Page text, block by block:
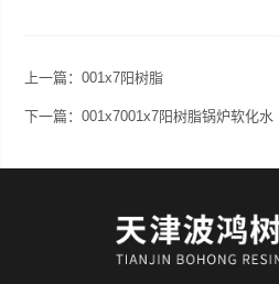
上一篇：001x7阳树脂
下一篇：001x7001x7阳树脂锅炉软化水